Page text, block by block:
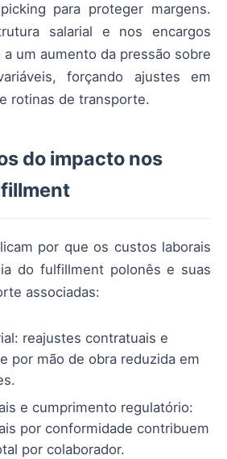
para proteger margens.
salarial e nos encargos
um aumento da pressão sobre
forçando ajustes em
rotinas de transporte.
do impacto nos
por que os custos laborais
do fulfillment polonês e suas
associadas:
reajustes contratuais e
por mão de obra reduzida em
e cumprimento regulatório:
por conformidade contribuem
por colaborador.